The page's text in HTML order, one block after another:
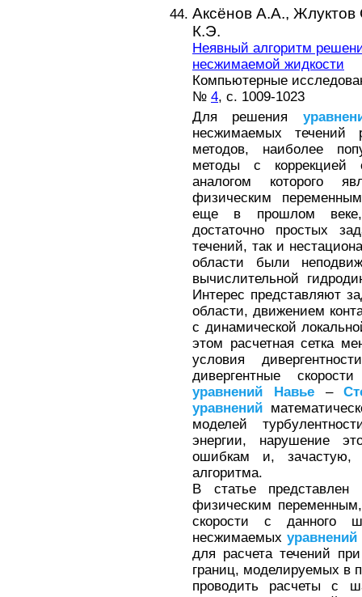
Аксёнов А.А.,
К.Э.
Неявный алгоритм
несжимаемой жидкости
Компьютерные
№ 4, с. 1009-1023
Для решения
несжимаемых течений
методов, наиболее
методы с коррекцией
аналогом которого
физическим
еще в прошлом веке,
достаточно простых
течений, так и
области были
вычислительной
Интерес представляют
области, движением
с динамической
этом расчетная сетка
условия
дивергентные
уравнений
Навье–
уравнений
моделей
энергии, нарушение
ошибкам и, зачастую,
алгоритма.
В статье
физическим переменным,
скорости с данного
несжимаемыхуравнений
для расчета течений
границ, моделируемых в
проводить расчеты с